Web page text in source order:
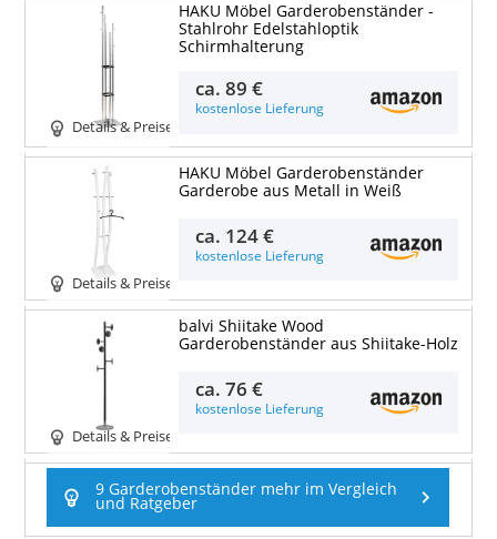
Details & Preise
HAKU Möbel Garderobenständer -
Stahlrohr Edelstahloptik
Schirmhalterung
ca.89 €
kostenlose Lieferung
Details & Preise
HAKU Möbel Garderobenständer
Garderobe aus Metall in Weiß
ca. 124 €
kostenlose Lieferung
Details & Preise
balvi Shiitake Wood
Garderobenständer aus Shiitake-Holz
ca.76 €
kostenlose Lieferung
9 Garderobenständer mehr im Vergleich
und Ratgeber